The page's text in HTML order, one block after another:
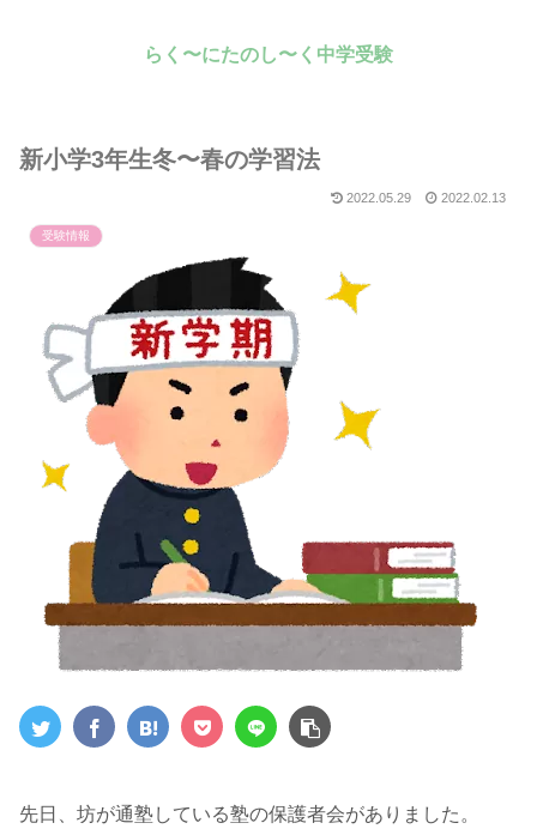
らく〜にたのし〜く中学受験
新小学3年生冬〜春の学習法
2022.05.29 2022.02.13
受験情報
先日、坊が通塾している塾の保護者会がありました。